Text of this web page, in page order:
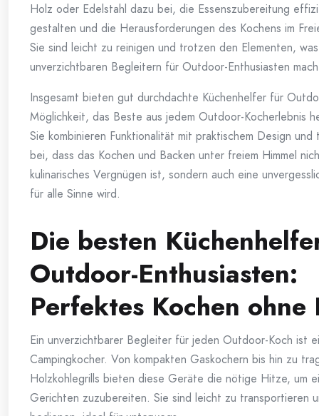
Holz oder Edelstahl dazu bei, die Essenszubereitung
gestalten und die Herausforderungen des Kochens im
Sie sind leicht zu reinigen und trotzen den Elementen,
unverzichtbaren Begleitern für Outdoor-Enthusiasten
Insgesamt bieten gut durchdachte Küchenhelfer für
Möglichkeit, das Beste aus jedem Outdoor-Kocherlebnis
Sie kombinieren Funktionalität mit praktischem Design und
bei, dass das Kochen und Backen unter freiem Himmel
kulinarisches Vergnügen ist, sondern auch eine
für alle Sinne wird.
Die besten
Outdoor-Enthusiasten:
Perfektes Kochen ohne
Ein unverzichtbarer Begleiter für jeden Outdoor-Koch ist
Campingkocher. Von kompakten Gaskochern bis hin zu
Holzkohlegrills bieten diese Geräte die nötige Hitze, um
Gerichten zuzubereiten. Sie sind leicht zu transportieren